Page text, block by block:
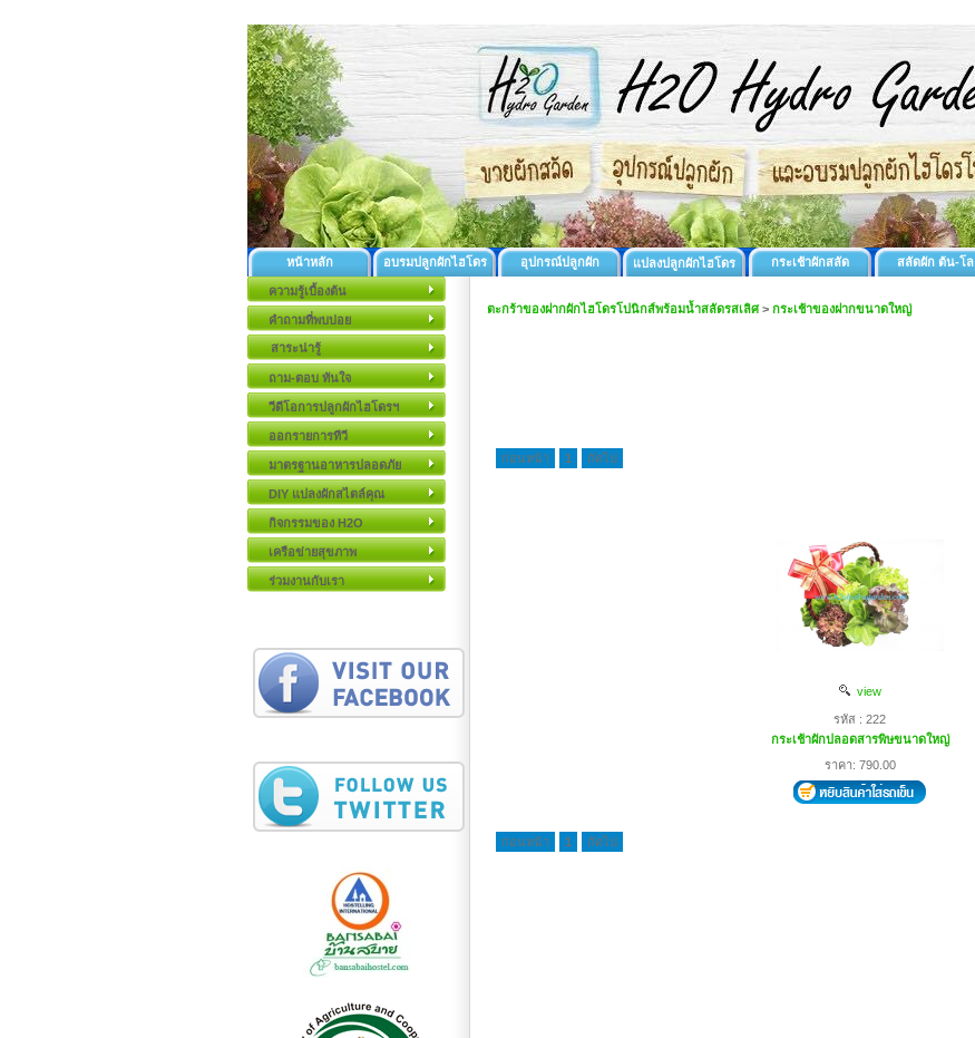
หน้าหลัก อบรมปลูกผักไฮโดร อุปกรณ์ปลูกผัก แปลงปลูกผักไฮโดร กระเช้าผักสลัด สลัดผัก ต้น-โล
ความรู้เบื้องต้น
คำถามที่พบบ่อย
สาระน่ารู้
ถาม-ตอบ ทันใจ
วีดีโอการปลูกผักไฮโดรฯ
ออกรายการทีวี
มาตรฐานอาหารปลอดภัย
DIY แปลงผักสไตล์คุณ
กิจกรรมของ H2O
เครือข่ายสุขภาพ
ร่วมงานกับเรา
ตะกร้าของฝากผักไฮโดรโปนิกส์พร้อมน้ำสลัดรสเลิศ>กระเช้าของฝากขนาดใหญ่
ก่อนหน้า 1 ถัดไป
view
รหัส : 222
กระเช้าผักปลอดสารพิษขนาดใหญ่
ราคา: 790.00
ก่อนหน้า 1 ถัดไป